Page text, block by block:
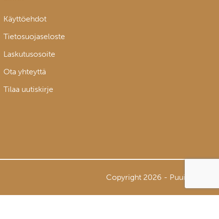
Käyttöehdot
Tietosuojaseloste
Laskutusosoite
Ota yhteyttä
Tilaa uutiskirje
Copyright 2026 - Puuinfo Oy